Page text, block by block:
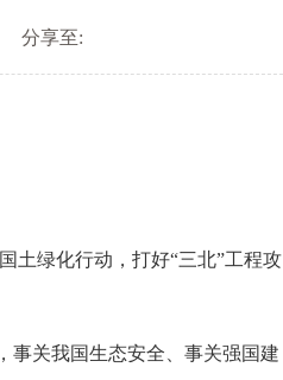
分享至:
绿化行动，打好“三北”工程攻
关我国生态安全、事关强国建